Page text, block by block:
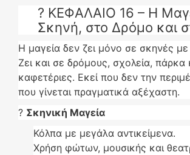
? ΚΕΦΑΛΑΙΟ 16 – Η
Σκηνή, στο Δρόμο και
Η μαγεία δεν ζει μόνο σε σκηνές με
Ζει και σε δρόμους, σχολεία, πάρκα
καφετέριες. Εκεί που δεν την
που γίνεται πραγματικά αξέχαστη.
? Σκηνική Μαγεία
Κόλπα με μεγάλα αντικείμενα.
Χρήση φώτων, μουσικής και